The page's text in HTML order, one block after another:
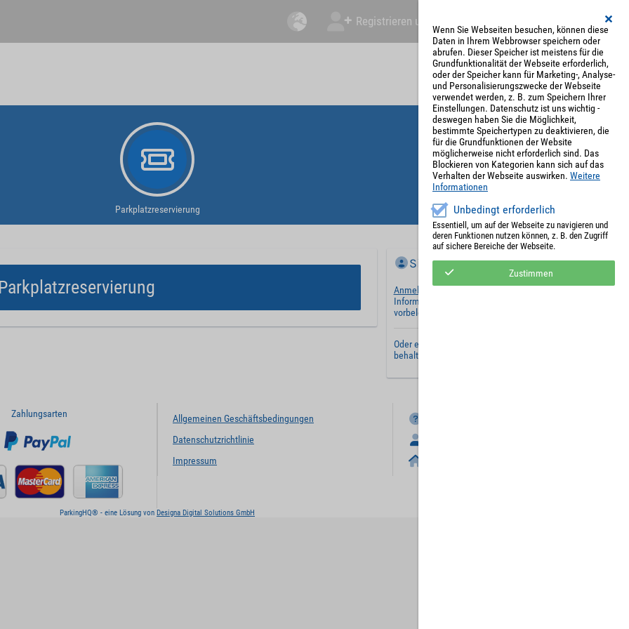
Registrieren und Angebot abgeben Mein Account
Parkplatzreservierung
Sie haben bereits ein Konto?
Anmelden
Informationen mit Ihren Standardwerten
vorbelegen.
Oder erstellen Sie ein
behalten Sie Ihre Einstellungen für später.
Zahlungsarten
Allgemeinen Geschäftsbedingungen
Datenschutzrichtlinie
Impressum
ParkingHQ® - eine Lösung von Designa Digital Solutions GmbH
Wenn Sie Webseiten besuchen, können diese
Daten in Ihrem Webbrowser speichern oder
abrufen. Dieser Speicher ist meistens für die
Grundfunktionalität der Webseite erforderlich,
oder der Speicher kann für Marketing-, Analyse-
und Personalisierungszwecke der Webseite
verwendet werden, z. B. zum Speichern Ihrer
Einstellungen. Datenschutz ist uns wichtig -
deswegen haben Sie die Möglichkeit,
bestimmte Speichertypen zu deaktivieren, die
für die Grundfunktionen der Website
möglicherweise nicht erforderlich sind. Das
Blockieren von Kategorien kann sich auf das
Verhalten der Webseite auswirken. Weitere
Informationen
Unbedingt erforderlich
Essentiell, um auf der Webseite zu navigieren und
deren Funktionen nutzen können, z. B. den Zugriff
auf sichere Bereiche der Webseite.
Zustimmen